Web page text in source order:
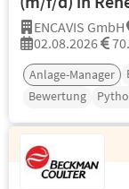
ENCAVIS GmbH
02.08.2026
Anlage-Manager
Bewertung